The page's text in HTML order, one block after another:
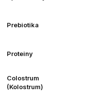
Prebiotika
Proteiny
Colostrum
(Kolostrum)